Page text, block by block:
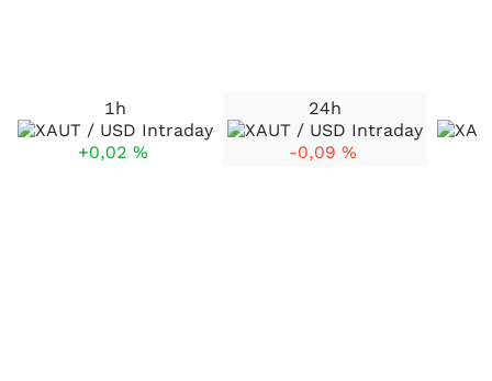
1h
+0,02 %
24h
-0,09 %